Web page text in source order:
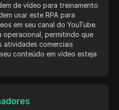
de vídeo para treinamento
usar este RPA para
em seu canal do YouTube.
operacional, permitindo que
atividades comerciais
conteúdo em vídeo esteja